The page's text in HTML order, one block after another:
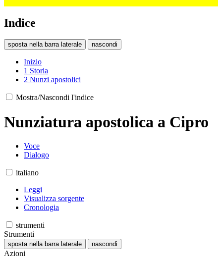
Indice
sposta nella barra laterale nascondi
Inizio
1 Storia
2 Nunzi apostolici
Mostra/Nascondi l'indice
Nunziatura apostolica a Cipro
Voce
Dialogo
italiano
Leggi
Visualizza sorgente
Cronologia
strumenti
Strumenti
sposta nella barra laterale nascondi
Azioni